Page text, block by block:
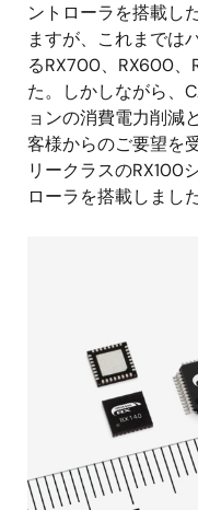
ントローラを搭載し
ますが、これまでは
るRX700、RX600、
た。しかしながら、
ョンの消費電力削減
客様からのご要望を
リークラスのRX100
ローラを搭載しました